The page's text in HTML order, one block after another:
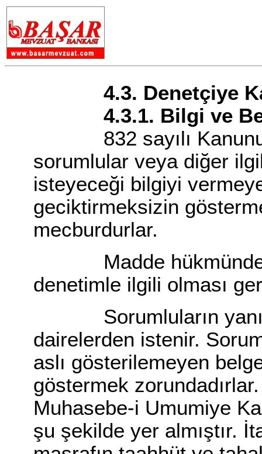
4.3. Denetçiye
4.3.1. Bilgi ve
832 sayılı Kanunun
sorumlular veya diğer
isteyeceği bilgiyi
geciktirmeksizin
mecburdurlar.
Madde hükmünde
denetimle ilgili olması
Sorumluların
dairelerden istenir.
aslı gösterilemeyen
göstermek
Muhasebe-i Umumiye
şu şekilde yer almıştır.